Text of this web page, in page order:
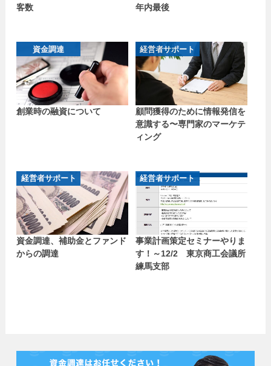
客数
年内最後
資金調達
創業時の融資について
経営者サポート
顧問獲得のために情報発信を
意識する〜専門家のマーケテ
ィング
経営者サポート
資金調達、補助金とファンド
からの調達
経営者サポート
事業計画策定セミナーやりま
す！～12/2 東京商工会議所
練馬支部